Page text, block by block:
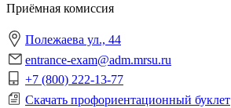
Приёмная комиссия
Полежаева ул., 44
entrance-exam@adm.mrsu.ru
+7 (800) 222-13-77
Скачать профориентационный буклет